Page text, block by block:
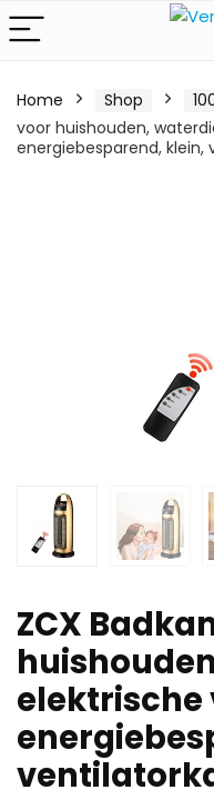
Home Shop
voor huishouden,
energiebesparend, klein,
ZCX